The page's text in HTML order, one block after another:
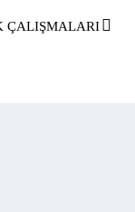
ÇALIŞMALARI